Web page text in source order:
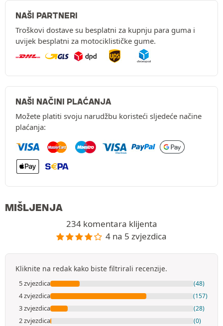
NAŠI PARTNERI
Troškovi dostave su besplatni za kupnju para guma i
uvijek besplatni za motociklističke gume.
NAŠI NAČINI PLAĆANJA
Možete platiti svoju narudžbu koristeći sljedeće načine
plaćanja:
MIŠLJENJA
234 komentara klijenta
4 na 5 zvjezdica
Kliknite na redak kako biste filtrirali recenzije.
5 zvjezdica (48)
4 zvjezdica (157)
3 zvjezdica (28)
2 zvjezdica (0)